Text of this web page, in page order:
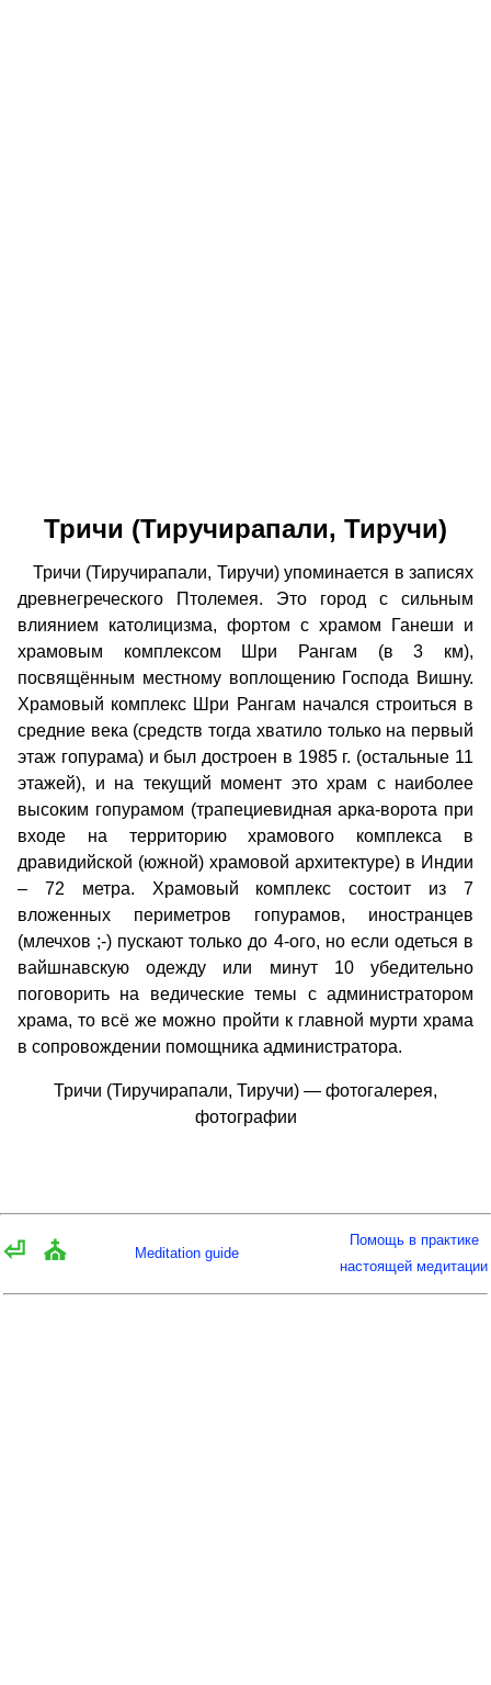
Тричи (Тиручирапали, Тиручи)
Тричи (Тиручирапали, Тиручи) упоминается в записях
древнегреческого Птолемея. Это город с сильным
влиянием католицизма, фортом с храмом Ганеши и
храмовым комплексом Шри Рангам (в 3 км),
посвящённым местному воплощению Господа Вишну.
Храмовый комплекс Шри Рангам начался строиться в
средние века (средств тогда хватило только на первый
этаж гопурама) и был достроен в 1985 г. (остальные 11
этажей), и на текущий момент это храм с наиболее
высоким гопурамом (трапециевидная арка-ворота при
входе на территорию храмового комплекса в
дравидийской (южной) храмовой архитектуре) в Индии
– 72 метра. Храмовый комплекс состоит из 7
вложенных периметров гопурамов, иностранцев
(млечхов ;-) пускают только до 4-ого, но если одеться в
вайшнавскую одежду или минут 10 убедительно
поговорить на ведические темы с администратором
храма, то всё же можно пройти к главной мурти храма
в сопровождении помощника администратора.
Тричи (Тиручирапали, Тиручи) — фотогалерея,
фотографии
⏎ ⛪ Meditation guide
Помощь в практике
настоящей медитации